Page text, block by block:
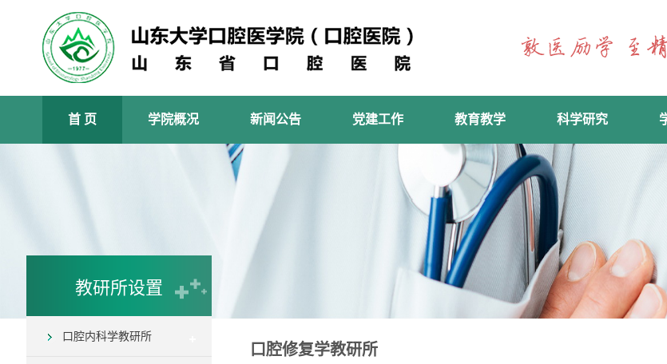
首 页 学院概况 新闻公告 党建工作 教育教学 科学研究
教研所设置
口腔内科学教研所
口腔修复学教研所